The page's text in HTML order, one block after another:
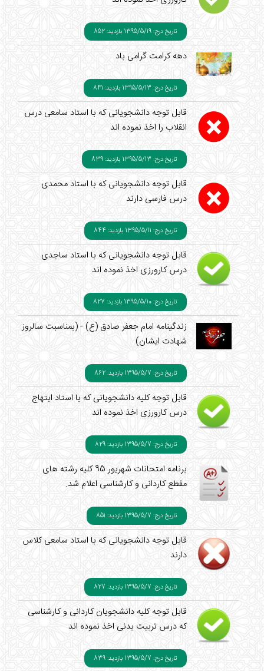
تاریخ درج: 1395/5/19 بازدید: 852
دهه کرامت گرامی باد
تاریخ درج: 1395/5/13 بازدید: 841
قابل توجه دانشجویانی که با استاد سامعی درس
انقلاب را اخذ نموده اند
تاریخ درج: 1395/5/13 بازدید: 839
قابل توجه دانشجویانی که با استاد محمدی
درس فارسی دارند
تاریخ درج: 1395/5/11 بازدید: 844
قابل توجه دانشجویانی که با استاد ساجدی
درس کارورزی اخذ نموده اند
تاریخ درج: 1395/5/10 بازدید: 827
زندگینامه امام جعفر صادق (ع) - (بمناسبت سالروز
شهادت ایشان)
تاریخ درج: 1395/5/7 بازدید: 862
قابل توجه کلیه دانشجویانی که با استاد ابتهاج
درس کارورزی اخذ نموده اند
تاریخ درج: 1395/5/7 بازدید: 829
برنامه امتحانات شهریور 95 کلیه رشته های
مقطع کاردانی و کارشناسی اعلام شد.
تاریخ درج: 1395/5/7 بازدید: 851
قابل توجه دانشجویانی که با استاد سامعی کلاس
دارند
تاریخ درج: 1395/5/7 بازدید: 827
قابل توجه کلیه دانشجویان کاردانی و کارشناسی
که درس تربیت بدنی اخذ نموده اند
تاریخ درج: 1395/5/7 بازدید: 839